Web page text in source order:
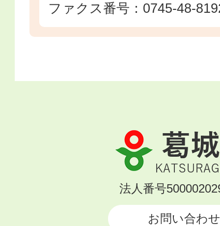
ファクス番号：0745-48-
葛
城
市
KATSURAGI
法人番号
お問い合わせ